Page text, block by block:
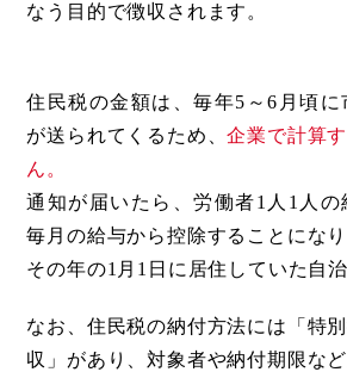
なう目的で徴収されます。
住民税の金額は、毎年5～6月頃に
が送られてくるため、企業で計算
ん。
通知が届いたら、労働者1人1人の
毎月の給与から控除することにな
その年の1月1日に居住していた自
なお、住民税の納付方法には「特
収」があり、対象者や納付期限など